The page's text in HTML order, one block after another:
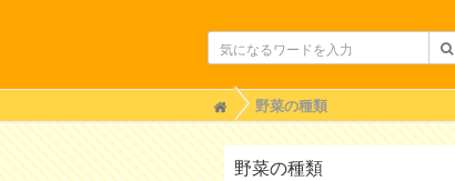
H
o
m
野菜の種類
野菜の種類